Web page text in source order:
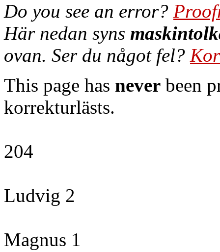
Do you see an error?
Här nedan syns
ovan. Ser du något fel?
This page has never been
korrekturlästs.
204
Ludvig 2
Magnus 1